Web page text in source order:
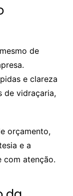
de
e clareza
de vidraçaria,
orçamento,
e a
com atenção.